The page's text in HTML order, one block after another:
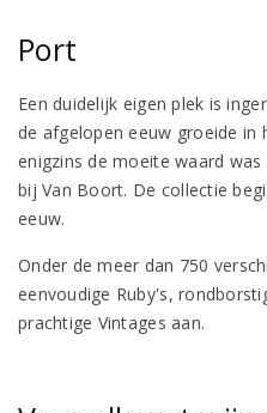
Port
Een duidelijk eigen plek is
de afgelopen eeuw groeide in
enigzins de moeite waard
bij Van Boort. De collectie
eeuw.
Onder de meer dan 750
eenvoudige Ruby's,
prachtige Vintages aan.